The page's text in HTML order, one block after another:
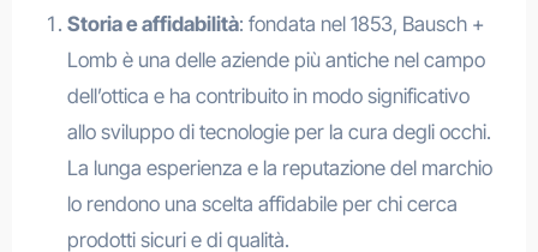
Storia e affidabilità: fondata nel 1853, Bausch +
Lomb è una delle aziende più antiche nel campo
dell’ottica e ha contribuito in modo significativo
allo sviluppo di tecnologie per la cura degli occhi.
La lunga esperienza e la reputazione del marchio
lo rendono una scelta affidabile per chi cerca
prodotti sicuri e di qualità.